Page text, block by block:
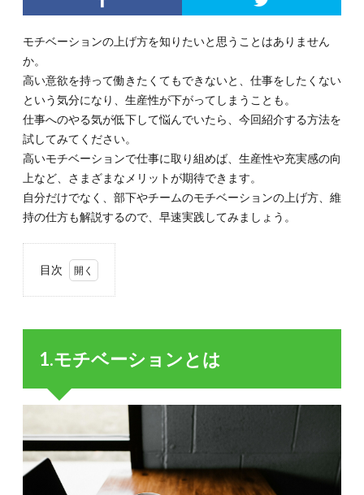
モチベーションの上げ方を知りたいと思うことはありません
か。
高い意欲を持って働きたくてもできないと、仕事をしたくない
という気分になり、生産性が下がってしまうことも。
仕事へのやる気が低下して悩んでいたら、今回紹介する方法を
試してみてください。
高いモチベーションで仕事に取り組めば、生産性や充実感の向
上など、さまざまなメリットが期待できます。
自分だけでなく、部下やチームのモチベーションの上げ方、維
持の仕方も解説するので、早速実践してみましょう。
目次
1.
チベ
ョン
ション
の意味
1.モチベーションとは